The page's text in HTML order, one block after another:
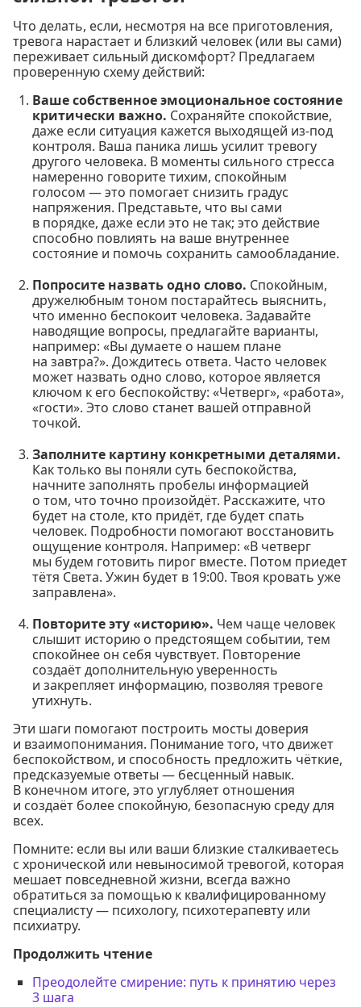
Что делать, если, несмотря на все приготовления,
тревога нарастает и близкий человек (или вы сами)
переживает сильный дискомфорт? Предлагаем
проверенную схему действий:
Ваше собственное эмоциональное состояние
критически важно. Сохраняйте спокойствие,
даже если ситуация кажется выходящей из-под
контроля. Ваша паника лишь усилит тревогу
другого человека. В моменты сильного стресса
намеренно говорите тихим, спокойным
голосом — это помогает снизить градус
напряжения. Представьте, что вы сами
в порядке, даже если это не так; это действие
способно повлиять на ваше внутреннее
состояние и помочь сохранить самообладание.
Попросите назвать одно слово. Спокойным,
дружелюбным тоном постарайтесь выяснить,
что именно беспокоит человека. Задавайте
наводящие вопросы, предлагайте варианты,
например: «Вы думаете о нашем плане
на завтра?». Дождитесь ответа. Часто человек
может назвать одно слово, которое является
ключом к его беспокойству: «Четверг», «работа»,
«гости». Это слово станет вашей отправной
точкой.
Заполните картину конкретными деталями.
Как только вы поняли суть беспокойства,
начните заполнять пробелы информацией
о том, что точно произойдёт. Расскажите, что
будет на столе, кто придёт, где будет спать
человек. Подробности помогают восстановить
ощущение контроля. Например: «В четверг
мы будем готовить пирог вместе. Потом приедет
тётя Света. Ужин будет в 19:00. Твоя кровать уже
заправлена».
Повторите эту «историю». Чем чаще человек
слышит историю о предстоящем событии, тем
спокойнее он себя чувствует. Повторение
создаёт дополнительную уверенность
и закрепляет информацию, позволяя тревоге
утихнуть.
Эти шаги помогают построить мосты доверия
и взаимопонимания. Понимание того, что движет
беспокойством, и способность предложить чёткие,
предсказуемые ответы — бесценный навык.
В конечном итоге, это углубляет отношения
и создаёт более спокойную, безопасную среду для
всех.
Помните: если вы или ваши близкие сталкиваетесь
с хронической или невыносимой тревогой, которая
мешает повседневной жизни, всегда важно
обратиться за помощью к квалифицированному
специалисту — психологу, психотерапевту или
психиатру.
Продолжить чтение
Преодолейте смирение: путь к принятию через
3 шага